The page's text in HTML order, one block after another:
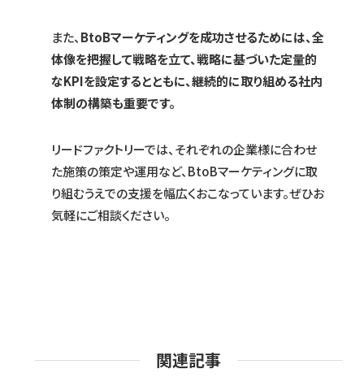
また、BtoBマーケティングを成功させるためには、全
体像を把握して戦略を立て、戦略に基づいた定量的
なKPIを設定するとともに、継続的に取り組める社内
体制の構築も重要です。
リードファクトリーでは、それぞれの企業様に合わせ
た施策の策定や運用など、BtoBマーケティングに取
り組むうえでの支援を幅広くおこなっています。ぜひお
気軽にご相談ください。
関連記事